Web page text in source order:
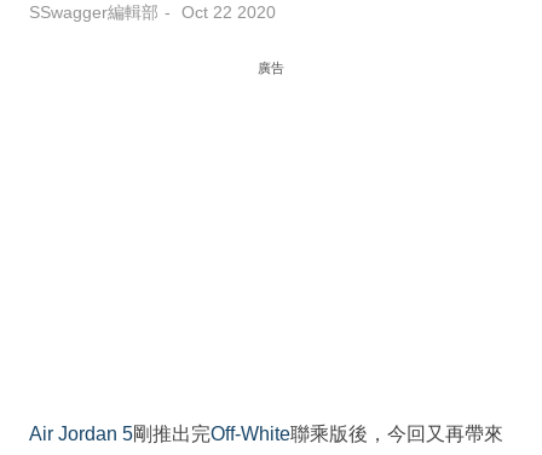
SSwagger編輯部 Oct 22 2020
廣告
Air Jordan 5剛推出完Off-White聯乘版後，今回又再帶來